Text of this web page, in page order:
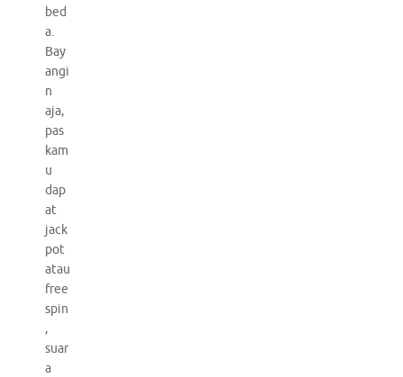
bed
a.
Bay
angi
n
aja,
pas
kam
u
dap
at
jack
pot
atau
free
spin
,
suar
a